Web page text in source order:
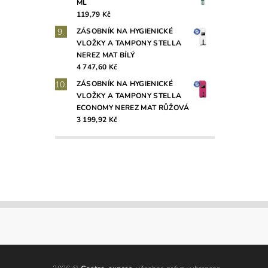
ML
119,79 Kč
ZÁSOBNÍK NA HYGIENICKÉ
VLOŽKY A TAMPONY STELLA
NEREZ MAT BÍLÝ
4 747,60 Kč
ZÁSOBNÍK NA HYGIENICKÉ
VLOŽKY A TAMPONY STELLA
ECONOMY NEREZ MAT RŮŽOVÁ
3 199,92 Kč